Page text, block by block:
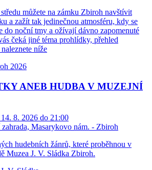
můžete na zámku Zbiroh navštívit
a zažít tak jedinečnou atmosféru, kdy se
do noční tmy a ožívají dávno zapomenuté
čeká jiné téma prohlídky, přehled
níže
ANEB HUDBA V MUZEJNÍ
8. 2026 do 21:00
Masarykovo nám. - Zbiroh
hudebních žánrů, které proběhnou v
Muzea J. V. Sládka Zbiroh.